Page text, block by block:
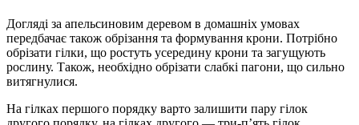
Догляді за апельсиновим деревом в домашніх умовах
передбачає також обрізання та формування крони. Потрібно
обрізати гілки, що ростуть усередину крони та загущують
рослину. Також, необхідно обрізати слабкі пагони, що сильно
витягнулися.
На гілках першого порядку варто залишити пару гілок